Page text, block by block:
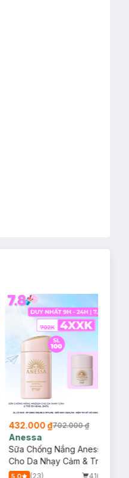
432.000 ₫702.000 ₫
Anessa
Sữa Chống Nắng Anessa
Cho Da Nhạy Cảm & Trẻ Em
60ml (Mới)
5.0 (23)
410/tháng